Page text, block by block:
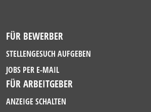
FÜR BEWERBER
STELLENGESUCH AUFGEBEN
JOBS PER E-MAIL
FÜR ARBEITGEBER
ANZEIGE SCHALTEN